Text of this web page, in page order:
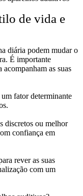
de vida e
diária podem mudar o
É importante
as suas
fator determinante
discretos ou melhor
confiança em
rever as suas
com um